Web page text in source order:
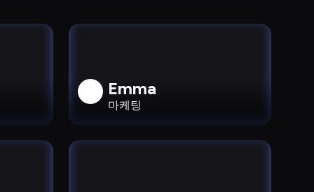
Emma
마케팅